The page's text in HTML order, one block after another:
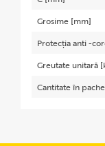
Grosime [mm]
Protecția anti -
Greutate unitară
Cantitate în